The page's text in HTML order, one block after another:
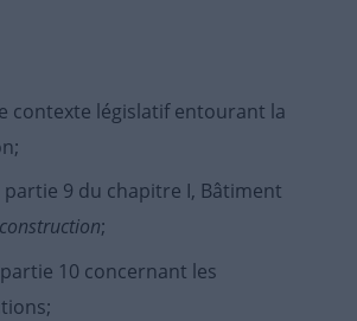
contexte législatif entourant la
9 du chapitre I, Bâtiment
;
10 concernant les